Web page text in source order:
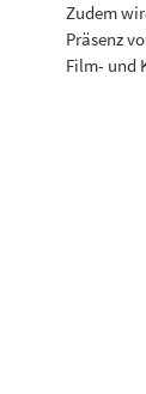
Zudem
Präsenz
Film- und